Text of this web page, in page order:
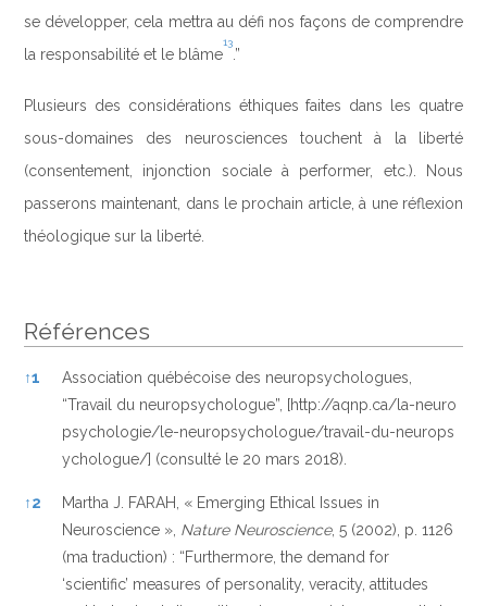
se développer, cela mettra au défi nos façons de comprendre
la responsabilité et le blâme
13
.”
Plusieurs des considérations éthiques faites dans les quatre
sous-domaines des neurosciences touchent à la liberté
(consentement, injonction sociale à performer, etc.). Nous
passerons maintenant, dans le prochain article, à une réflexion
théologique sur la liberté.
Références
Références
↑1
Association québécoise des neuropsychologues,
“Travail du neuropsychologue”, [http://aqnp.ca/la-neuro
psychologie/le-neuropsychologue/travail-du-neurops
ychologue/] (consulté le 20 mars 2018).
↑2
Martha J. FARAH, « Emerging Ethical Issues in
Neuroscience », Nature Neuroscience, 5 (2002), p. 1126
(ma traduction) : “Furthermore, the demand for
‘scientific’ measures of personality, veracity, attitudes